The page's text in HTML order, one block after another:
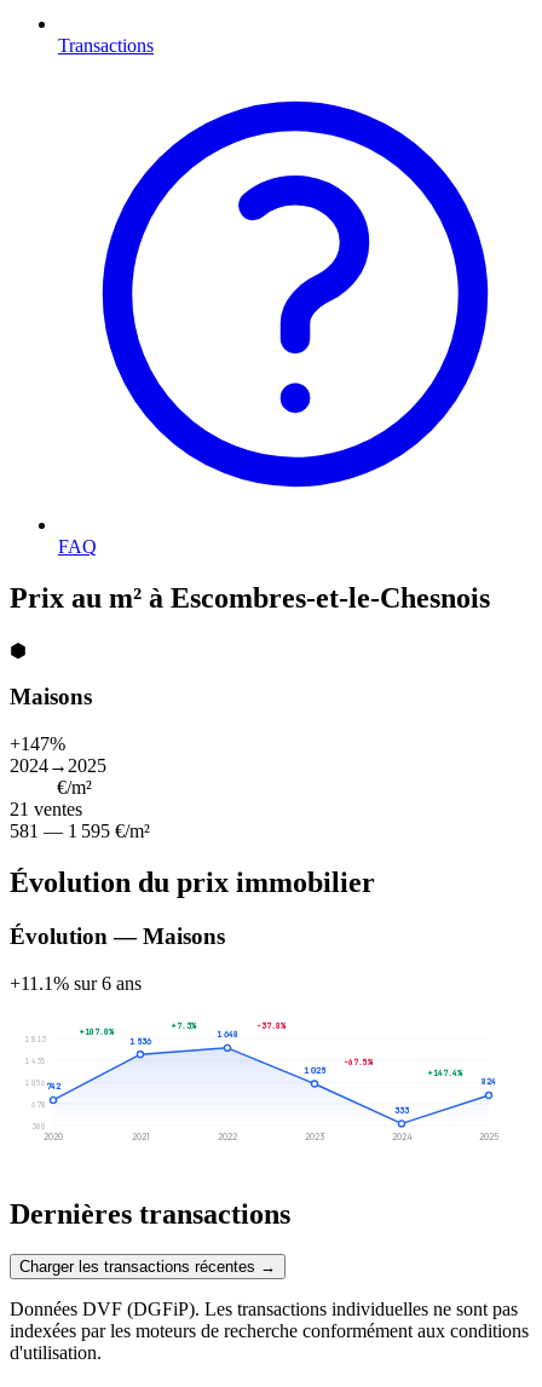
Transactions
FAQ
Prix au m² à Escombres-et-le-Chesnois
⬢
Maisons
+147%
2024→2025
€/m²
21 ventes
581 — 1 595 €/m²
Évolution du prix immobilier
Évolution — Maisons
+11.1% sur 6 ans
300
678
1 056
1 435
1 813
742
2020
1 536
2021
1 648
2022
1 025
2023
333
2024
824
2025
+107.0%
+7.3% -37.8%
-67.5%
+147.4%
Dernières transactions
Charger les transactions récentes →
Données DVF (DGFiP). Les transactions individuelles ne sont pas
indexées par les moteurs de recherche conformément aux conditions
d'utilisation.